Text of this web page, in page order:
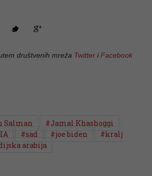
društvenih mreža Twitter iFacebook
Salman
#Jamal Khashoggi
#sad #joe biden
#kralj
arabija